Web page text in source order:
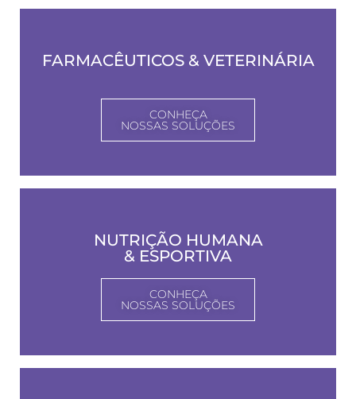
FARMACÊUTICOS & VETERINÁRIA
CONHEÇA
NOSSAS SOLUÇÕES
NUTRIÇÃO HUMANA
& ESPORTIVA
CONHEÇA
NOSSAS SOLUÇÕES